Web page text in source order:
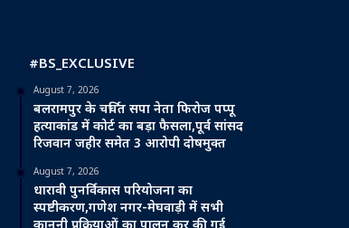
#BS_EXCLUSIVE
August 7, 2026
बलरामपुर के चर्चित सपा नेता फिरोज पप्पू
हत्याकांड में कोर्ट का बड़ा फैसला,पूर्व सांसद
रिजवान जहीर समेत 3 आरोपी दोषमुक्त
August 7, 2026
धारावी पुनर्विकास परियोजना का
स्पष्टीकरण,गणेश नगर-मेघवाड़ी में सभी